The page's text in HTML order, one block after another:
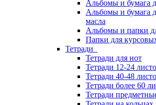
Альбомы и бумага
Альбомы и бумага
масла
Альбомы и папки
Папки для
Тетради
Тетради для нот
Тетради 12-24
Тетради 40-48
Тетради более 60
Тетради